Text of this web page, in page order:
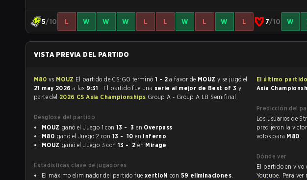
5/10 L W W W L L W L W L 7/10 W
VISTA PREVIA DEL PARTIDO
M80 vs MOUZ El partido de CS:GO terminó 1 - 2 a favor de MOUZ y se jugó el
21 may 2026 a las 9:31 . El partido fue una serie al mejor de Best of 3 y
parte del 2026 CS Asia Championships Group A - Group A LB Semifinal.
Desglose del partido
MOUZ
ganó el Juego 1 con 13 - 3 en Overpass
M80
ganó el Juego 2 con 13 - 10 en Inferno
MOUZ
ganó el Juego 3 con 13 - 2 en Mirage
Estadísticas clave de jugadores
El máximo eliminador del partido fue xertioN con 59 eliminaciones.
El último
Asia
Predicción del
Los usuarios de Strafe tenían un favorito abrumador en
predijeron la
votos para M80 .
Dónde ver
El partido en vivo
Youtube. Para ver